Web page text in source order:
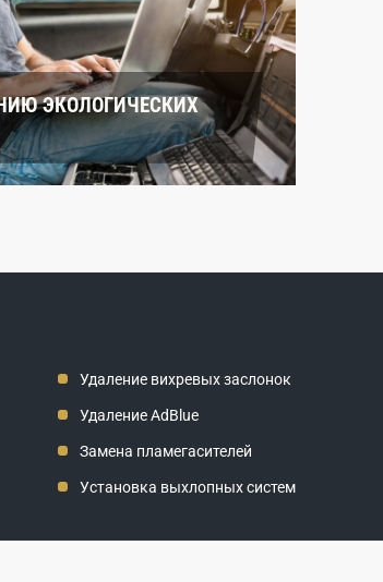
ЭКОЛОГИЧЕСКИХ
Удаление вихревых заслонок
Удаление AdBlue
Замена пламегасителей
Установка выхлопных систем